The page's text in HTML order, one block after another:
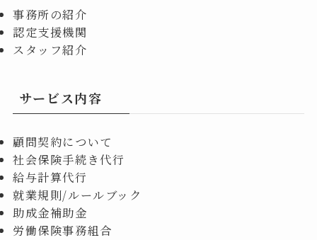
事務所の紹介
認定支援機関
スタッフ紹介
サービス内容
顧問契約について
社会保険手続き代行
給与計算代行
就業規則/ルールブック
助成金補助金
労働保険事務組合